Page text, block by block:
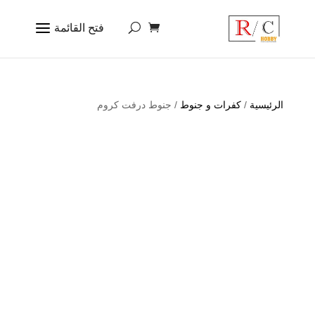
الرئيسية / كفرات و جنوط / جنوط درفت كروم